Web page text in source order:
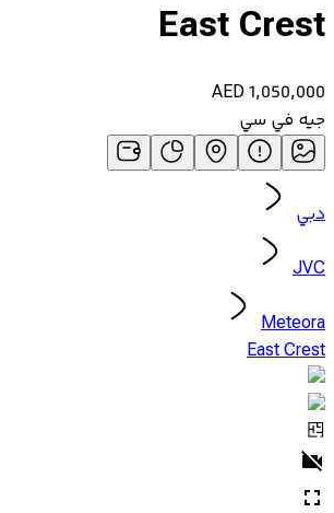
East Crest
AED1,050,000
جيه في سي
دبي
JVC
Meteora
East Crest